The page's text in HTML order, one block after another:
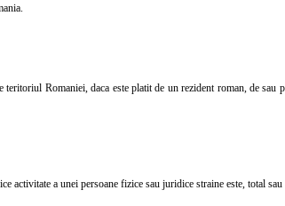
Romaniei, daca este platit de un rezident roman, de sau
a unei persoane fizice sau juridice straine este, total